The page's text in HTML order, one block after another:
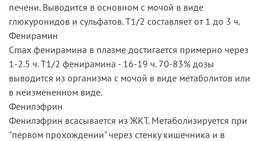
печени. Выводится в основном с мочой в виде
глюкуронидов и сульфатов. T1/2 составляет от 1 до 3 ч.
Фенирамин
Cmax фенирамина в плазме достигается примерно через
1-2.5 ч. T1/2 фенирамина - 16-19 ч. 70-83% дозы
выводится из организма с мочой в виде метаболитов или
в неизмененном виде.
Фенилэфрин
Фенилэфрин всасывается из ЖКТ. Метаболизируется при
"первом прохождении" через стенку кишечника и в